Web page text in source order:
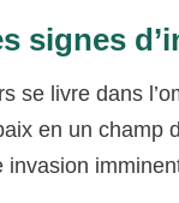
signes
se livre dans
en un champ
invasion